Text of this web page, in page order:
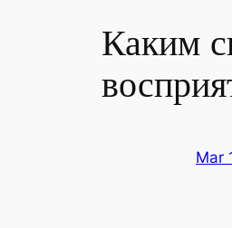
Каким
Mar